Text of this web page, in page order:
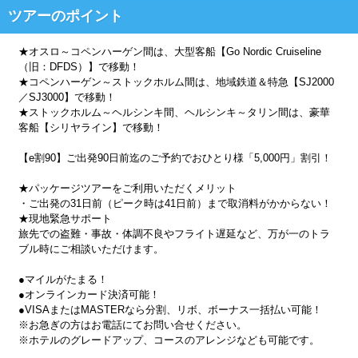
ツアーのポイント
★オスロ～コペンハーゲン間は、大型客船【Go Nordic Cruiseline
（旧：DFDS）】で移動！
★コペンハーゲン～ストックホルム間は、地域鉄道＆特急【SJ2000
／SJ3000】で移動！
★ストックホルム～ヘルシンキ間、ヘルシンキ～タリン間は、豪華
客船【シリヤライン】で移動！
【e割90】ご出発90日前迄のご予約でおひとり様「5,000円」割引！
★パッケージツアーをご利用いただくメリット
・ご出発の31日前（ピーク時は41日前）まで取消料がかからない！
★現地緊急サポート
旅先での盗難・事故・体調不良やフライト遅延など、万が一のトラ
ブル時にご相談いただけます。
●マイルがたまる！
●オンラインカード決済可能！
●VISAまたはMASTERなら分割、リボ、ボーナス一括払い可能！
※お急ぎの方はお電話にてお問い合せください。
※ホテルのグレードアップ、コースのアレンジなども可能です。